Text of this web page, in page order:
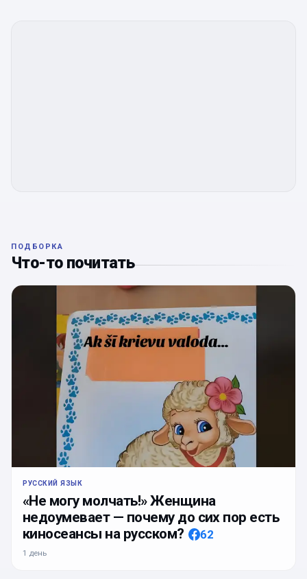
ПОДБОРКА
Что-то почитать
РУССКИЙ ЯЗЫК
«Не могу молчать!» Женщина
недоумевает — почему до сих пор есть
киносеансы на русском?
62
1 день